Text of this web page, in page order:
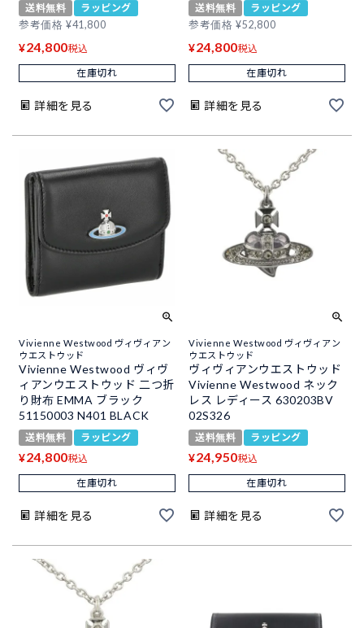
送料無料
ラッピング
参考価格 ¥41,800
¥24,800税込
在庫切れ
詳細を見る
送料無料
ラッピング
参考価格 ¥52,800
¥24,800税込
在庫切れ
詳細を見る
Vivienne Westwood ヴィヴィアン
ウエストウッド
Vivienne Westwood ヴィヴ
ィアンウエストウッド 二つ折
り財布 EMMA ブラック
51150003 N401 BLACK
送料無料 ラッピング
¥24,800税込
在庫切れ
詳細を見る
Vivienne Westwood ヴィヴィアン
ウエストウッド
ヴィヴィアンウエストウッド
Vivienne Westwood ネック
レス レディース 630203BV
02S326
送料無料 ラッピング
¥24,950税込
在庫切れ
詳細を見る